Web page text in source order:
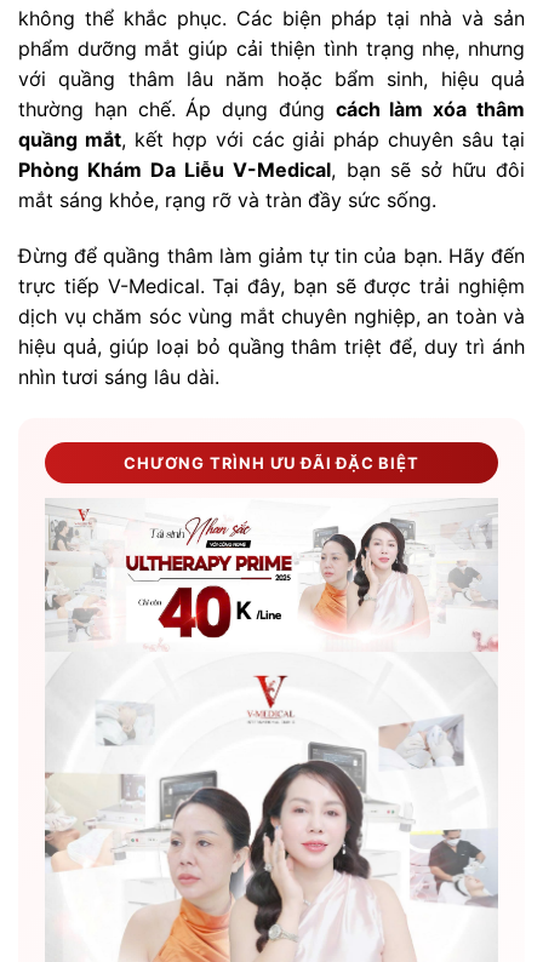
không thể khắc phục. Các biện pháp tại nhà và sản
phẩm dưỡng mắt giúp cải thiện tình trạng nhẹ, nhưng
với quầng thâm lâu năm hoặc bẩm sinh, hiệu quả
thường hạn chế. Áp dụng đúng cách làm xóa thâm
quầng mắt, kết hợp với các giải pháp chuyên sâu tại
Phòng Khám Da Liễu V-Medical, bạn sẽ sở hữu đôi
mắt sáng khỏe, rạng rỡ và tràn đầy sức sống.
Đừng để quầng thâm làm giảm tự tin của bạn. Hãy đến
trực tiếp V-Medical. Tại đây, bạn sẽ được trải nghiệm
dịch vụ chăm sóc vùng mắt chuyên nghiệp, an toàn và
hiệu quả, giúp loại bỏ quầng thâm triệt để, duy trì ánh
nhìn tươi sáng lâu dài.
CHƯƠNG TRÌNH ƯU ĐÃI ĐẶC BIỆT